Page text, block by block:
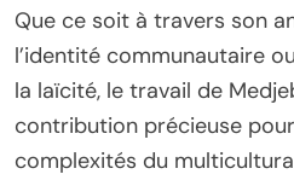
Que ce soit à travers son
l’identité communautaire
la laïcité, le travail de
contribution précieuse
complexités du